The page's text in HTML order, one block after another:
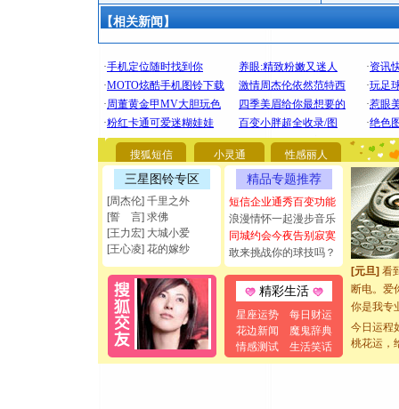
【相关新闻】
搜狐短信 小灵通 性感丽人
三星图铃专区
[周杰伦] 千里之外
[誓 言] 求佛
[王力宏] 大城小爱
[王心凌] 花的嫁纱
精品专题推荐
短信企业通秀百变功能
浪漫情怀一起漫步音乐
同城约会今夜告别寂寞
敢来挑战你的球技吗？
精彩生活
星座运势
每日财运
花边新闻
魔鬼辞典
情感测试
生活笑话
[圣诞节]
你太多，
要平安
[圣诞节]
能正大光
都要快乐
[圣诞节]
如意,快
[元旦] 看
断电。爱
你是我专
起；二是
今日运程
桃花运，